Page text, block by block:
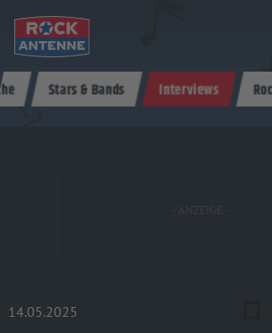
& PROGRAMM AKTIONEN & KONZERTE MUSIK
Stars & Bands Interviews
14.05.2025